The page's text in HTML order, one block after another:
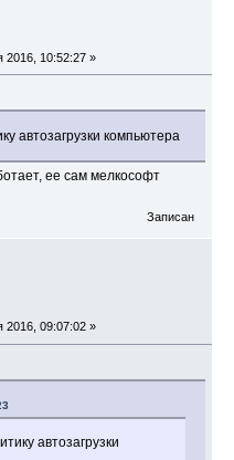
true,$false)
)))
2016, 10:52:27 »
автозагрузки компьютера
ее сам мелкософт
Записан
2016, 09:07:02 »
автозагрузки